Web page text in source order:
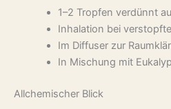
1–2 Tropfen verdünnt
Inhalation bei
Im Diffuser zur
In Mischung mit
Allchemischer Blick